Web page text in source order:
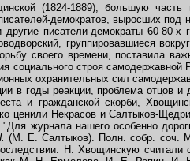
(1824-1889), большую часть
демократов, выросших
другие писатели-демократы 60-
группировавшиеся
своего времени, поставила
социального строя
охранительных сил
в годы реакции, проблема отцов
и гражданской скорби,
ценили Некрасов и Салтыков-
журнала нашего особенно
(М. Е. Салтыков). Полн. собр. соч.
Н. Хвощинскую